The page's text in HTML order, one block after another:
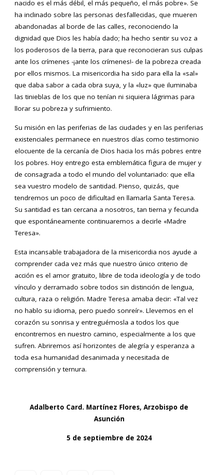
nacido es el más débil, el más pequeño, el más pobre». Se
ha inclinado sobre las personas desfallecidas, que mueren
abandonadas al borde de las calles, reconociendo la
dignidad que Dios les había dado; ha hecho sentir su voz a
los poderosos de la tierra, para que reconocieran sus culpas
ante los crímenes -¡ante los crímenes!- de la pobreza creada
por ellos mismos. La misericordia ha sido para ella la «sal»
que daba sabor a cada obra suya, y la «luz» que iluminaba
las tinieblas de los que no tenían ni siquiera lágrimas para
llorar su pobreza y sufrimiento.
Su misión en las periferias de las ciudades y en las periferias
existenciales permanece en nuestros días como testimonio
elocuente de la cercanía de Dios hacia los más pobres entre
los pobres. Hoy entrego esta emblemática figura de mujer y
de consagrada a todo el mundo del voluntariado: que ella
sea vuestro modelo de santidad. Pienso, quizás, que
tendremos un poco de dificultad en llamarla Santa Teresa.
Su santidad es tan cercana a nosotros, tan tierna y fecunda
que espontáneamente continuaremos a decirle «Madre
Teresa».
Esta incansable trabajadora de la misericordia nos ayude a
comprender cada vez más que nuestro único criterio de
acción es el amor gratuito, libre de toda ideología y de todo
vínculo y derramado sobre todos sin distinción de lengua,
cultura, raza o religión. Madre Teresa amaba decir: «Tal vez
no hablo su idioma, pero puedo sonreír». Llevemos en el
corazón su sonrisa y entreguémosla a todos los que
encontremos en nuestro camino, especialmente a los que
sufren. Abriremos así horizontes de alegría y esperanza a
toda esa humanidad desanimada y necesitada de
comprensión y ternura.
Adalberto Card. Martínez Flores, Arzobispo de
Asunción
5 de septiembre de 2024